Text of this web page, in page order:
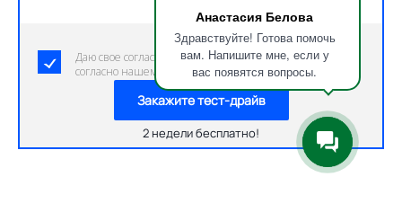
Анастасия Белова
Здравствуйте! Готова помочь
вам. Напишите мне, если у
вас появятся вопросы.
Даю свое согласие на обработку персональных данных
согласно нашему пользовательскому соглашению.
Закажите тест-драйв
2 недели бесплатно!